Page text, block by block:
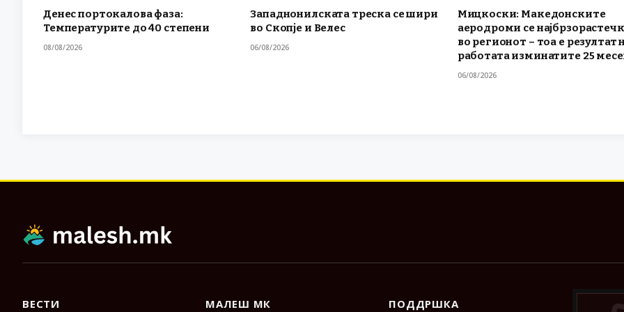
Денес портокалова фаза:
Температурите до 40 степени
08/08/2026
Западнонилската треска се шири
во Скопје и Велес
06/08/2026
Мицкоски: Македонските
аеродроми се
во регионот – тоа е резултат
работата изминатите 25
06/08/2026
ВЕСТИ МАЛЕШ МК ПОДДРШКА